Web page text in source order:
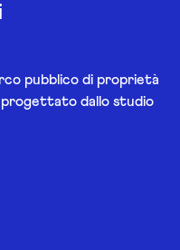
pubblico di proprietà
progettato dallo studio